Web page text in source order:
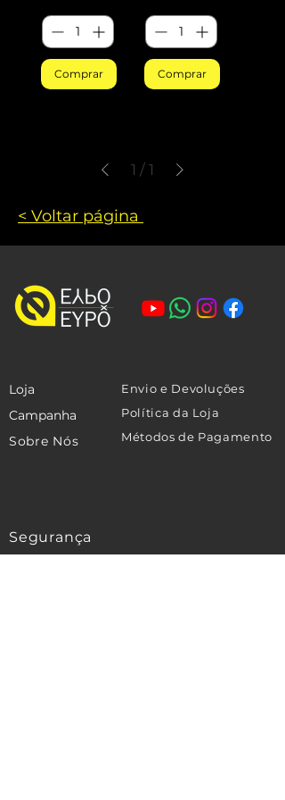
Comprar Comprar
1 / 1
< Voltar página
Loja
Campanha
Sobre Nós
Segurança
Envio e Devoluções
Política da Loja
Métodos de Pagamento